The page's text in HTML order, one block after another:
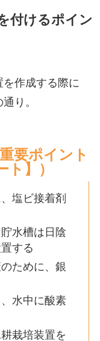
付けるポイン
作成する際に
り。
要ポイント
ト】）
塩ビ接着剤
水槽は日陰
する
ために、銀
水中に酸素
栽培装置を